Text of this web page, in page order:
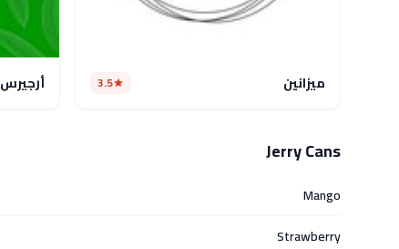
ميزانين 3.5 أرجيرس
Jerry Cans
Mango
Strawberry